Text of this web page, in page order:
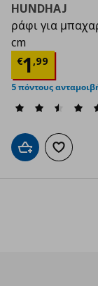
HUNDHAJ
ράφι για
cm
€1,99
5 πόντους
Προσθήκη στο